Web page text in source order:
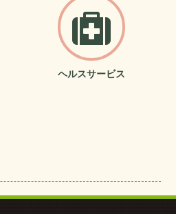
ヘルスサービス